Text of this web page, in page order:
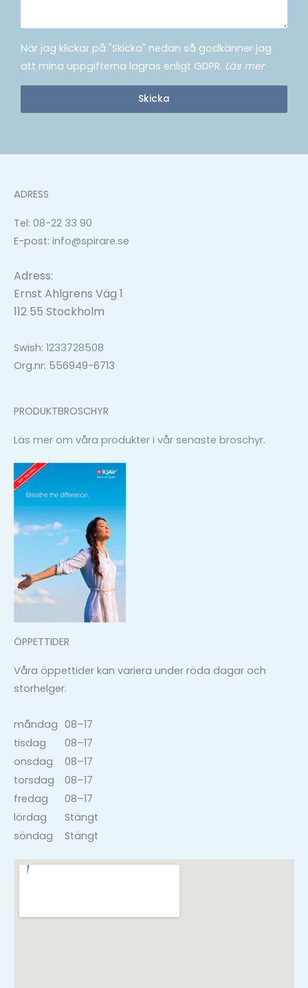
När jag klickar på "Skicka" nedan så godkänner jag
att mina uppgifterna lagras enligt GDPR. Läs mer
Skicka
ADRESS
Tel: 08-22 33 90
E-post: info@spirare.se
Adress:
Ernst Ahlgrens Väg 1
112 55 Stockholm
Swish: 1233728508
Org.nr: 556949-6713
PRODUKTBROSCHYR
Läs mer om våra produkter i vår senaste broschyr.
ÖPPETTIDER
Våra öppettider kan variera under röda dagar och
storhelger.
måndag
tisdag
onsdag
torsdag
fredag
lördag
söndag
08–17
08–17
08–17
08–17
08–17
Stängt
Stängt